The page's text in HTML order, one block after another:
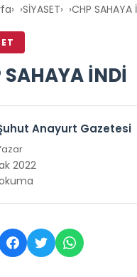
› SİYASET› CHP SAHAYA
SAHAYA İNDİ
Anayurt Gazetesi
2022